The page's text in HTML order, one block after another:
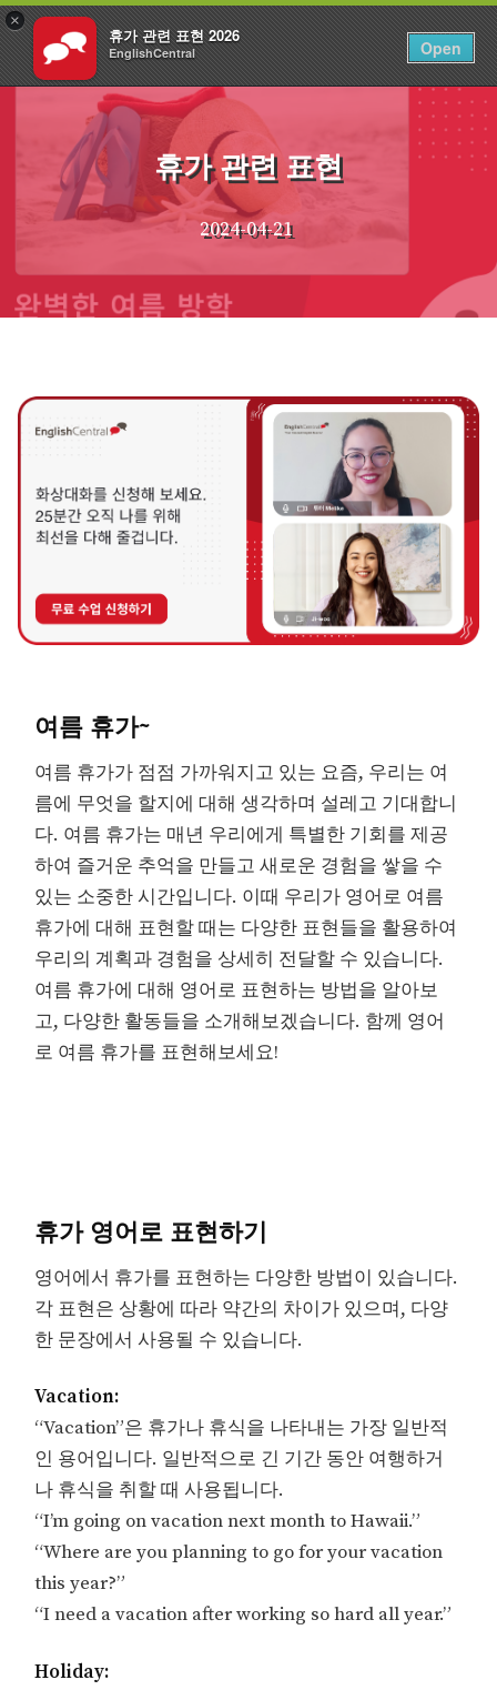
×
휴가 관련 표현 2026
EnglishCentral Open
로그인 KO
Skip
휴가 관련 표현
2024-04-21
여름 휴가~
여름 휴가가 점점 가까워지고 있는 요즘, 우리는 여
름에 무엇을 할지에 대해 생각하며 설레고 기대합니
다. 여름 휴가는 매년 우리에게 특별한 기회를 제공
하여 즐거운 추억을 만들고 새로운 경험을 쌓을 수
있는 소중한 시간입니다. 이때 우리가 영어로 여름
휴가에 대해 표현할 때는 다양한 표현들을 활용하여
우리의 계획과 경험을 상세히 전달할 수 있습니다.
여름 휴가에 대해 영어로 표현하는 방법을 알아보
고, 다양한 활동들을 소개해보겠습니다. 함께 영어
로 여름 휴가를 표현해보세요!
휴가 영어로 표현하기
영어에서 휴가를 표현하는 다양한 방법이 있습니다.
각 표현은 상황에 따라 약간의 차이가 있으며, 다양
한 문장에서 사용될 수 있습니다.
Vacation:
“Vacation”은 휴가나 휴식을 나타내는 가장 일반적
인 용어입니다. 일반적으로 긴 기간 동안 여행하거
나 휴식을 취할 때 사용됩니다.
“I’m going on vacation next month to Hawaii.”
“Where are you planning to go for your vacation
this year?”
“I need a vacation after working so hard all year.”
Holiday: